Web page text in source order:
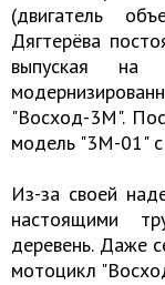
(двигатель
Дягтерёва
выпуская на
"Восход-3М".
модель "3М-01"
Из-за своей
настоящими
деревень. Даже
мотоцикл